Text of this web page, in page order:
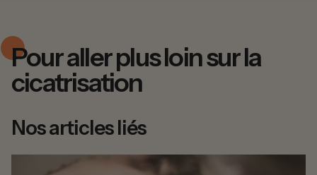
Pour aller plus loin sur la
cicatrisation
Nos articles liés